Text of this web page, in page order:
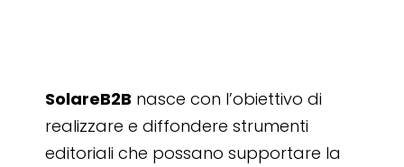
SolareB2B nasce con l’obiettivo di
realizzare e diffondere strumenti
editoriali che possano supportare la